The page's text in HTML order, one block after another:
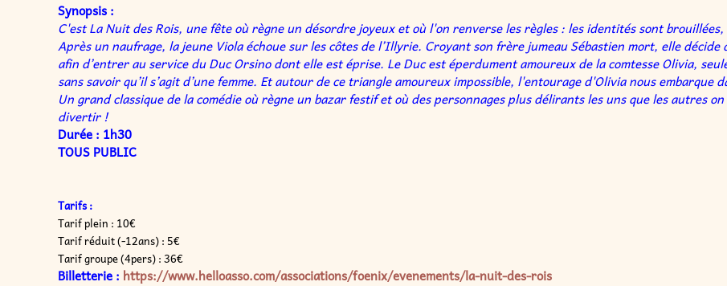
Synopsis :
C'est La Nuit des Rois, une fête où règne un désordre joyeux et où l'on renverse les règles : les identités sont
Après un naufrage, la jeune Viola échoue sur les côtes de l’Illyrie. Croyant son frère jumeau Sébastien mort, elle décide
afin d’entrer au service du Duc Orsino dont elle est éprise. Le Duc est éperdument amoureux de la comtesse Olivia,
sans savoir qu’il s’agit d’une femme. Et autour de ce triangle amoureux impossible, l'entourage d'Olivia nous embarque
Un grand classique de la comédie où règne un bazar festif et où des personnages plus délirants les uns que les autres
divertir !
Durée : 1h30
TOUS PUBLIC
Tarifs :
Tarif plein : 10€
Tarif réduit (-12ans) : 5€
Tarif groupe (4pers) : 36€
Billetterie : https://www.helloasso.com/associations/foenix/evenements/la-nuit-des-rois